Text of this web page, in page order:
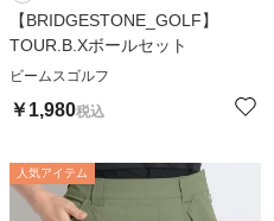
【BRIDGESTONE_GOLF】
TOUR.B.Xボールセット
ビームスゴルフ
￥ 1,980税込
人気アイテム